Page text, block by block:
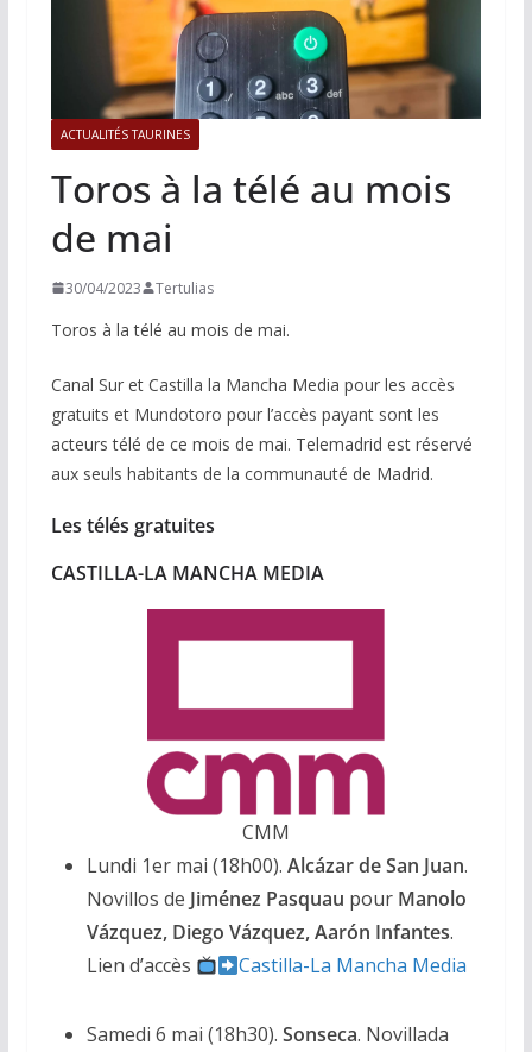
ACTUALITÉS TAURINES
Toros à la télé au mois
de mai
30/04/2023 Tertulias
Toros à la télé au mois de mai.
Canal Sur et Castilla la Mancha Media pour les accès
gratuits et Mundotoro pour l’accès payant sont les
acteurs télé de ce mois de mai. Telemadrid est réservé
aux seuls habitants de la communauté de Madrid.
Les télés gratuites
CASTILLA-LA MANCHA MEDIA
CMM
Lundi 1er mai (18h00). Alcázar de San Juan.
Novillos de Jiménez Pasquau pour Manolo
Vázquez, Diego Vázquez, Aarón Infantes.
Lien d’accès
Castilla-La Mancha Media
Samedi 6 mai (18h30). Sonseca. Novillada